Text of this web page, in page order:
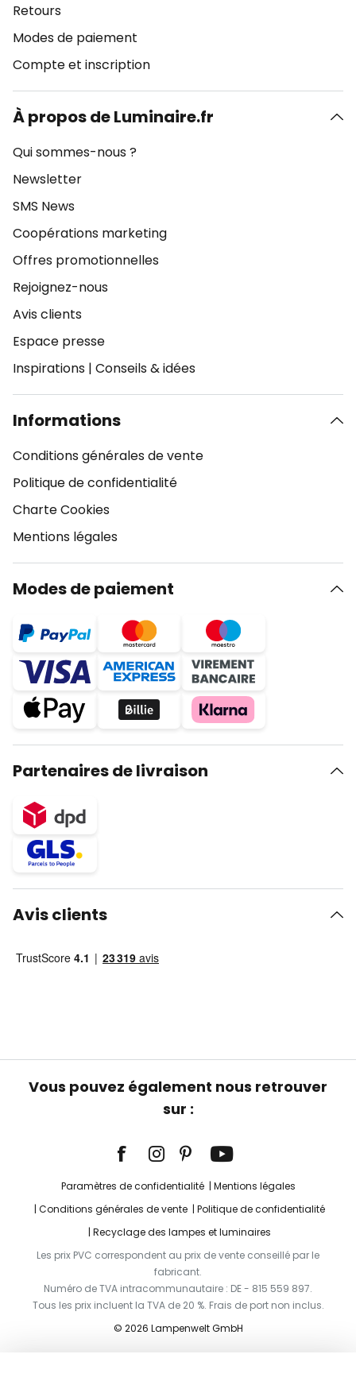
Retours
Modes de paiement
Compte et inscription
À propos de Luminaire.fr
Qui sommes-nous ?
Newsletter
SMS News
Coopérations marketing
Offres promotionnelles
Rejoignez-nous
Avis clients
Espace presse
Inspirations | Conseils & idées
Informations
Conditions générales de vente
Politique de confidentialité
Charte Cookies
Mentions légales
Modes de paiement
Partenaires de livraison
Avis clients
Vous pouvez également nous retrouver
sur :
Paramètres de confidentialité
Mentions légales
Conditions générales de vente
Politique de confidentialité
Recyclage des lampes et luminaires
Les prix PVC correspondent au prix de vente conseillé par le
fabricant.
Numéro de TVA intracommunautaire : DE - 815 559 897.
Tous les prix incluent la TVA de 20 %. Frais de port non inclus.
© 2026 Lampenwelt GmbH